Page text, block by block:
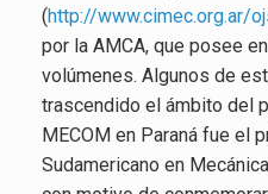
(http://www.cimec.org.ar/
por la AMCA, que posee
volúmenes. Algunos de
trascendido el ámbito del
MECOM en Paraná fue el
Sudamericano en